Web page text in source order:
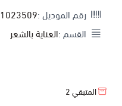
رقم الموديل :1023509
القسم :العناية بالشعر
المتبقي2